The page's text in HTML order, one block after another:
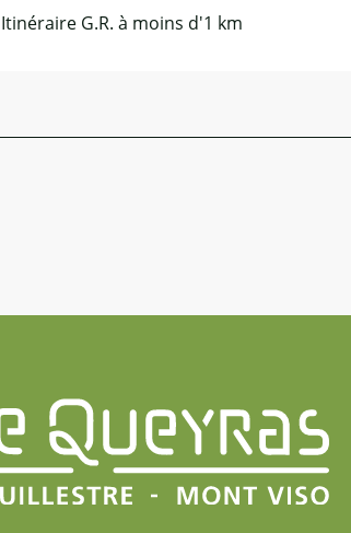
Itinéraire G.R. à moins d'1 km